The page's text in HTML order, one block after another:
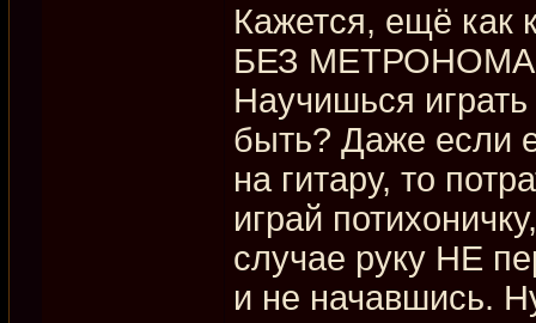
Кажется, ещё как
БЕЗ МЕТРОНОМА
Научишься
быть? Даже если
на гитару, то
играй
случае руку НЕ
и не начавшись.